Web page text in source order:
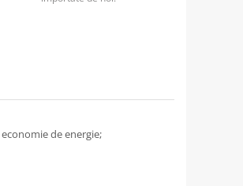
de energie;